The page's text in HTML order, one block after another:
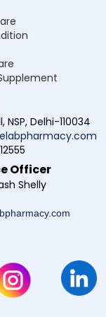
effective
NSP, Delhi-110034
Officer
Shelly